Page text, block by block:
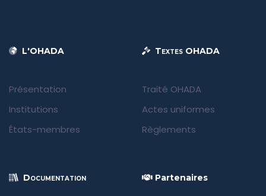
L'OHADA
Présentation
Institutions
États-membres
Textes OHADA
Traité OHADA
Actes uniformes
Règlements
Documentation Partenaires